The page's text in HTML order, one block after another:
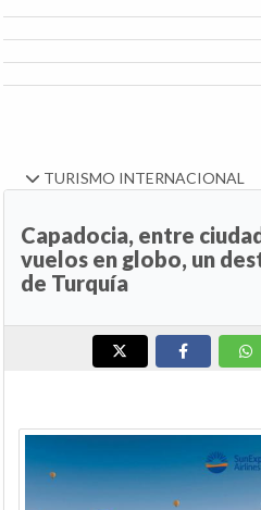
TURISMO INTERNACIONAL
Capadocia, entre
vuelos en globo, un
de Turquía